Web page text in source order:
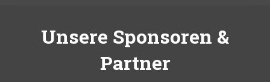
Unsere Sponsoren &
Partner